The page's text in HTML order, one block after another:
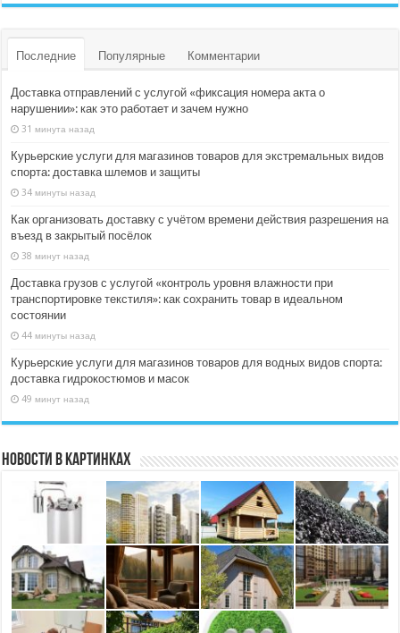
Последние Популярные Комментарии
Доставка отправлений с услугой «фиксация номера акта о
нарушении»: как это работает и зачем нужно
31 минута назад
Курьерские услуги для магазинов товаров для экстремальных видов
спорта: доставка шлемов и защиты
34 минуты назад
Как организовать доставку с учётом времени действия разрешения на
въезд в закрытый посёлок
38 минут назад
Доставка грузов с услугой «контроль уровня влажности при
транспортировке текстиля»: как сохранить товар в идеальном
состоянии
44 минуты назад
Курьерские услуги для магазинов товаров для водных видов спорта:
доставка гидрокостюмов и масок
49 минут назад
Новости в картинках